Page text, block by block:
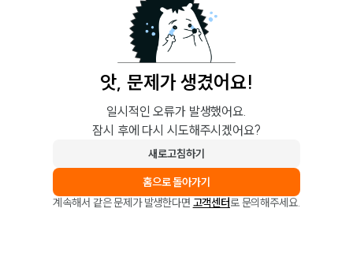
앗, 문제가 생겼어요!
일시적인 오류가 발생했어요.
잠시 후에 다시 시도해주시겠어요?
새로고침하기
홈으로 돌아가기
계속해서 같은 문제가 발생한다면 고객센터로 문의해주세요.